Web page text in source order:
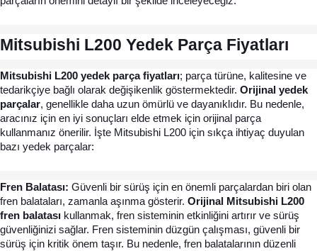
Mitsubishi L200 Yedek Parça Fiyatları
Mitsubishi L200 yedek parça fiyatları; parça türüne, kalitesine ve
tedarikçiye bağlı olarak değişikenlik göstermektedir. Orijinal yedek
parçalar, genellikle daha uzun ömürlü ve dayanıklıdır. Bu nedenle,
aracınız için en iyi sonuçları elde etmek için orijinal parça
kullanmanız önerilir. İşte Mitsubishi L200 için sıkça ihtiyaç duyulan
bazı yedek parçalar:
Fren Balatası: Güvenli bir sürüş için en önemli parçalardan biri olan
fren balataları, zamanla aşınma gösterir. Orijinal Mitsubishi L200
fren balatası kullanmak, fren sisteminin etkinliğini artırır ve sürüş
güvenliğinizi sağlar. Fren sisteminin düzgün çalışması, güvenli bir
sürüş için kritik önem taşır. Bu nedenle, fren balatalarının düzenli